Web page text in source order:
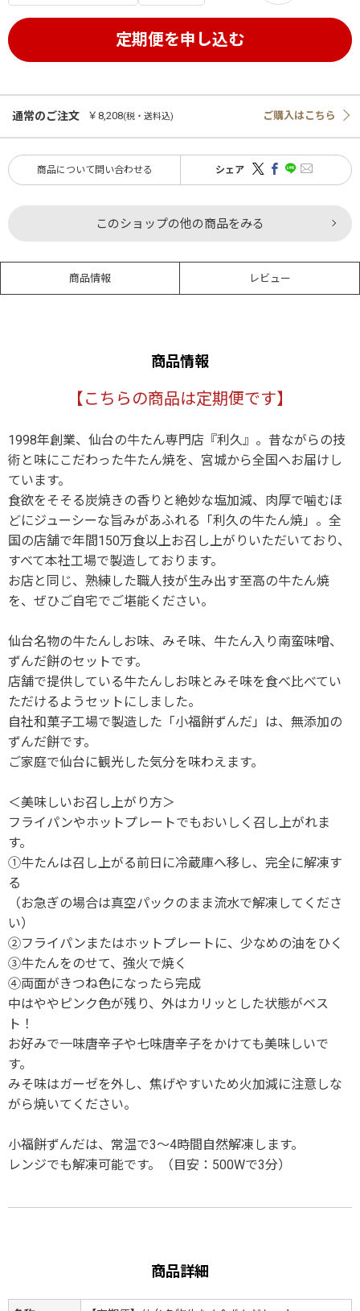
通常のご注文 ￥8,208(税・送料込) ご購入はこちら
商品について問い合わせる シェア
このショップの他の商品をみる
商品情報 レビュー
商品情報
【こちらの商品は定期便です】
1998年創業、仙台の牛たん専門店『利久』。昔ながらの技
術と味にこだわった牛たん焼を、宮城から全国へお届けし
ています。
食欲をそそる炭焼きの香りと絶妙な塩加減、肉厚で噛むほ
どにジューシーな旨みがあふれる「利久の牛たん焼」。全
国の店舗で年間150万食以上お召し上がりいただいており、
すべて本社工場で製造しております。
お店と同じ、熟練した職人技が生み出す至高の牛たん焼
を、ぜひご自宅でご堪能ください。
仙台名物の牛たんしお味、みそ味、牛たん入り南蛮味噌、
ずんだ餅のセットです。
店舗で提供している牛たんしお味とみそ味を食べ比べてい
ただけるようセットにしました。
自社和菓子工場で製造した「小福餅ずんだ」は、無添加の
ずんだ餅です。
ご家庭で仙台に観光した気分を味わえます。
＜美味しいお召し上がり方＞
フライパンやホットプレートでもおいしく召し上がれま
す。
①牛たんは召し上がる前日に冷蔵庫へ移し、完全に解凍す
る
（お急ぎの場合は真空パックのまま流水で解凍してくださ
い）
②フライパンまたはホットプレートに、少なめの油をひく
③牛たんをのせて、強火で焼く
④両面がきつね色になったら完成
中はややピンク色が残り、外はカリッとした状態がベス
ト！
お好みで一味唐辛子や七味唐辛子をかけても美味しいで
す。
みそ味はガーゼを外し、焦げやすいため火加減に注意しな
がら焼いてください。
小福餅ずんだは、常温で3～4時間自然解凍します。
レンジでも解凍可能です。（目安：500Wで3分）
商品詳細